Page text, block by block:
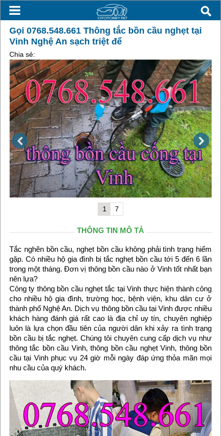
Gọi 0768.548.661 Thông tắc bồn cầu nghẹt tại
Vinh Nghệ An sạch triệt để
Chia sẻ:
1 7
THÔNG TIN MÔ TẢ
Tắc nghẽn bồn cầu, nghẹt bồn cầu không phải tình trạng hiếm
gặp. Có nhiều hộ gia đình bị tắc nghẹt bồn cầu tới 5 đến 6 lần
trong một tháng. Đơn vị thông bồn cầu nào ở Vinh tốt nhất bạn
nên lựa?
Công ty thông bồn cầu nghẹt tắc tại Vinh thực hiện thành công
cho nhiều hộ gia đình, trường học, bệnh viện, khu dân cư ở
thành phố Nghệ An. Dịch vụ thông bồn cầu tại Vinh được nhiều
khách hàng đánh giá rất cao là địa chỉ uy tín, chuyên nghiệp
luôn là lựa chọn đầu tiên của người dân khi xảy ra tình trạng
bồn cầu bị tắc nghẹt. Chúng tôi chuyên cung cấp dịch vụ như
thông tắc bồn cầu Vinh, thông bồn cầu nghẹt Vinh, thông bồn
cầu tại Vinh phục vụ 24 giờ mỗi ngày đáp ứng thỏa mãn mọi
nhu cầu của quý khách.